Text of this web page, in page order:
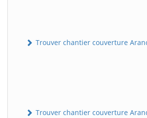
Trouver chantier couverture
Trouver chantier couverture